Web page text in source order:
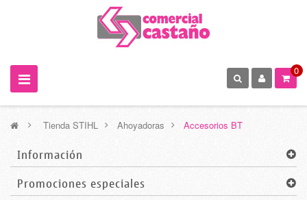
0
> Tienda STIHL > Ahoyadoras > Accesorios BT
Información
Promociones especiales